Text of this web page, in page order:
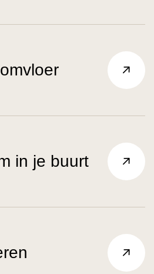
in je buurt